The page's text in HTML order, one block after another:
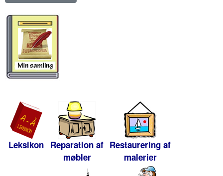
Leksikon Reparation af
møbler
Restaurering af
malerier